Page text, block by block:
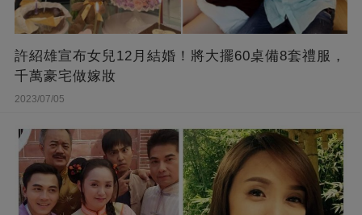
許紹雄宣布女兒12月結婚！將大擺60桌備8套禮服，
千萬豪宅做嫁妝
2023/07/05